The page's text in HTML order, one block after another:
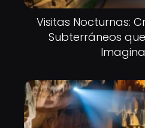
Visitas Nocturnas:
Subterráneos